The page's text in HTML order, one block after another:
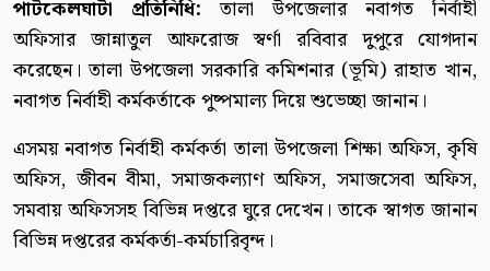
পাটকেলঘাটা প্রতিনিধি: তালা উপজেলার নবাগত নির্বাহী
অফিসার জান্নাতুল আফরোজ স্বর্ণা রবিবার দুপুরে যোগদান
করেছেন। তালা উপজেলা সরকারি কমিশনার (ভূমি) রাহাত খান,
নবাগত নির্বাহী কর্মকর্তাকে পুষ্পমাল্য দিয়ে শুভেচ্ছা জানান।
এসময় নবাগত নির্বাহী কর্মকর্তা তালা উপজেলা শিক্ষা অফিস, কৃষি
অফিস, জীবন বীমা, সমাজকল্যাণ অফিস, সমাজসেবা অফিস,
সমবায় অফিসসহ বিভিন্ন দপ্তরে ঘুরে দেখেন। তাকে স্বাগত জানান
বিভিন্ন দপ্তরের কর্মকর্তা-কর্মচারিবৃন্দ।